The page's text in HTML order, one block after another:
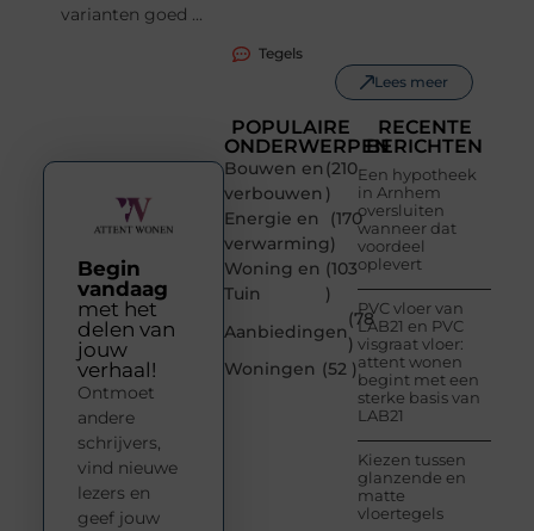
varianten goed ...
Tegels
Lees meer
POPULAIRE
ONDERWERPEN
Bouwen en
verbouwen
(210
)
Energie en
verwarming
(170
)
Woning en
Tuin
(103
)
Aanbiedingen
(78
)
Woningen (52 )
RECENTE
BERICHTEN
Een hypotheek
in Arnhem
oversluiten
wanneer dat
voordeel
oplevert
PVC vloer van
LAB21 en PVC
visgraat vloer:
attent wonen
begint met een
sterke basis van
LAB21
Kiezen tussen
glanzende en
matte
vloertegels
Begin
vandaag
met het
delen van
jouw
verhaal!
Ontmoet
andere
schrijvers,
vind nieuwe
lezers en
geef jouw